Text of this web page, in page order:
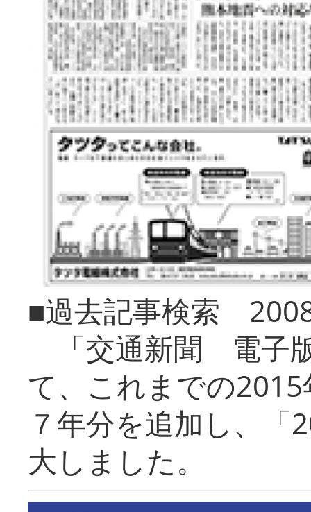
■過去記事検索
「交通新聞 電子
て、これまでの
７年分を追加し、「
大しまし